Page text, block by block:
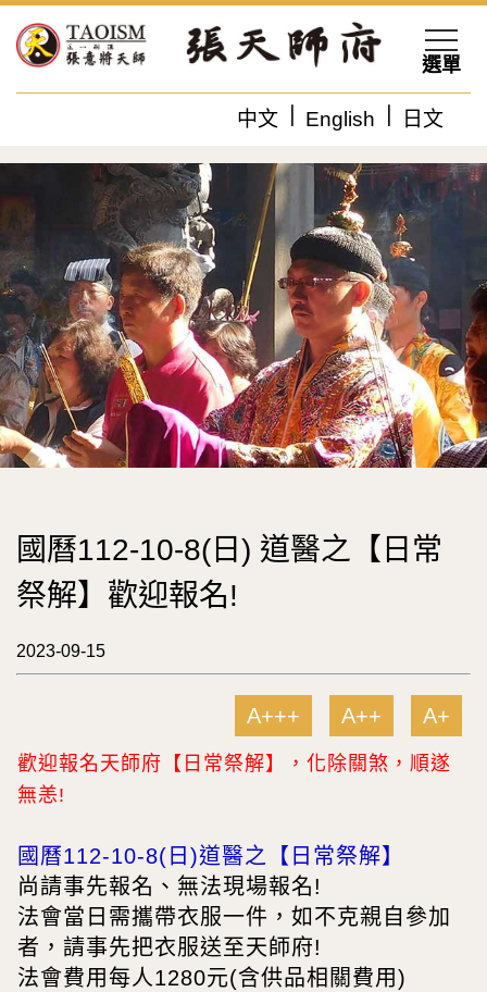
中文 English 日文
選單
國曆112-10-8(日) 道醫之【日常
祭解】歡迎報名!
2023-09-15
A+++ A++ A+
歡迎報名天師府【日常祭解】，化除關煞，順遂
無恙!
國曆112-10-8(日)道醫之【日常祭解】
尚請事先報名、無法現場報名!
法會當日需攜帶衣服一件，如不克親自參加
者，請事先把衣服送至天師府!
法會費用每人1280元(含供品相關費用)